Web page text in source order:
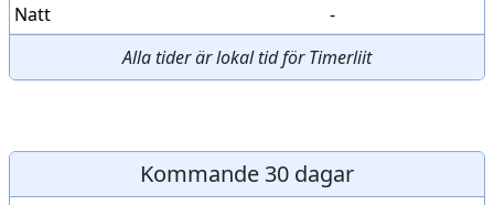
Natt
-
Alla tider är lokal tid för Timerliit
Kommande 30 dagar